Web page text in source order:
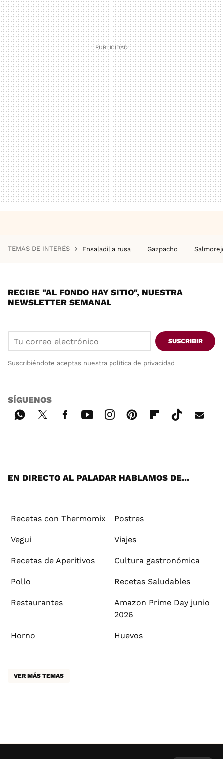
TEMAS DE INTERÉS Ensaladilla rusa Gazpacho
RECIBE "AL FONDO HAY SITIO", NUESTRA
NEWSLETTER SEMANAL
SUSCRIBIR
Suscribiéndote aceptas nuestra política de privacidad
SÍGUENOS
EN DIRECTO AL PALADAR HABLAMOS DE...
Recetas con Thermomix Postres
Vegui Viajes
Recetas de Aperitivos Cultura gastronómica
Pollo Recetas Saludables
Restaurantes
Amazon Prime Day junio
2026
Horno Huevos
VER MÁS TEMAS